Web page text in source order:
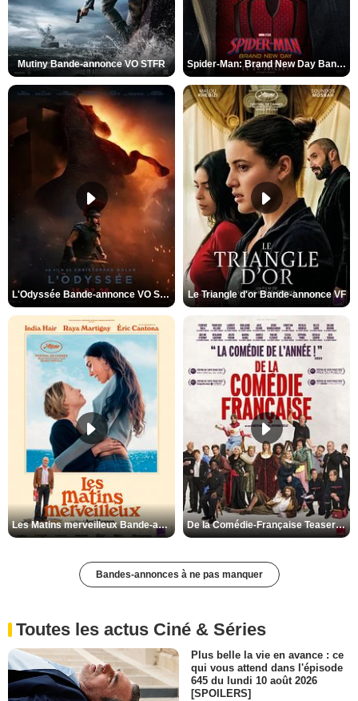
Mutiny Bande-annonce VO STFR Spider-Man: Brand New Day Bande-annonce VO STFR
L'Odyssée Bande-annonce VO STFR Le Triangle d'or Bande-annonce VF
Les Matins merveilleux Bande-annonce VF De la Comédie-Française Teaser VF
Bandes-annonces à ne pas manquer
Toutes les actus Ciné & Séries
Plus belle la vie en avance : ce
qui vous attend dans l'épisode
645 du lundi 10 août 2026
[SPOILERS]